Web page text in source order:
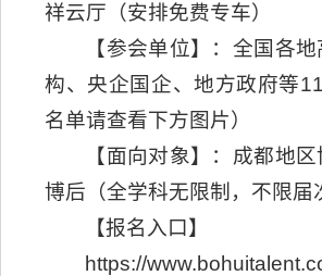
祥云厅（安排免费专车）
【参会单位】：全国各
构、央企国企、地方政府等
名单请查看下方图片）
【面向对象】：成都地区
博后（全学科无限制，不限届
【报名入口】
https://